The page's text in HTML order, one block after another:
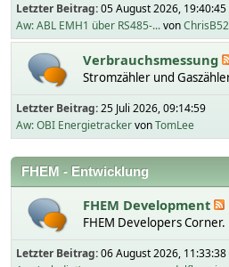
Letzter Beitrag:05 August 2026, 19:40:45
Aw: ABL EMH1 über RS485-...vonChrisB52
Verbrauchsmessung
Stromzähler und
Letzter Beitrag:25 Juli 2026, 09:14:59
Aw: OBI EnergietrackervonTomLee
FHEM - Entwicklung
FHEM Development
FHEM Developers Corner.
Letzter Beitrag:06 August 2026, 11:33:38